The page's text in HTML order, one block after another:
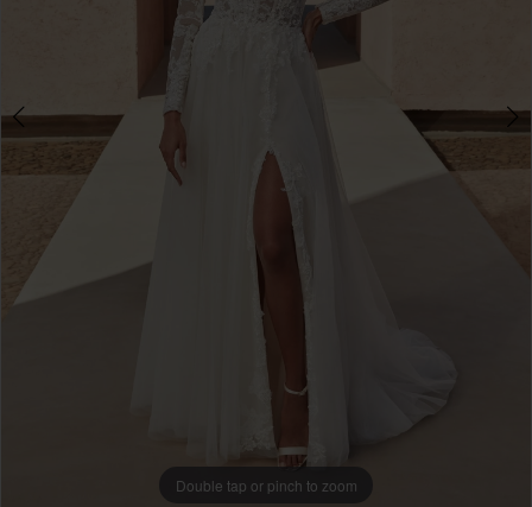
Double tap or pinch to zoom
Double tap or pinch to zoom